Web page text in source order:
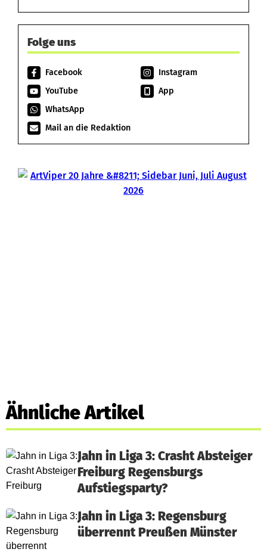
Folge uns
Facebook
Instagram
YouTube
App
WhatsApp
Mail an die Redaktion
Ähnliche Artikel
Jahn in Liga 3: Crasht Absteiger
Freiburg Regensburgs
Aufstiegsparty?
Jahn in Liga 3: Regensburg
überrennt Preußen Münster